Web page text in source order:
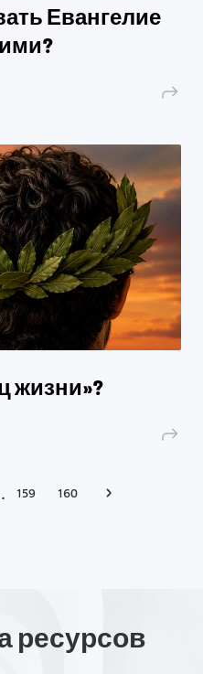
Евангелие
жизни»?
159 160
ресурсов